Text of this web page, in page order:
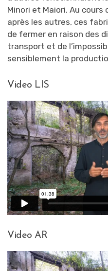
Minori et Maiori. Au cours
après les autres, ces
de fermer en raison des
transport et de
sensiblement la
Video LIS
Video AR